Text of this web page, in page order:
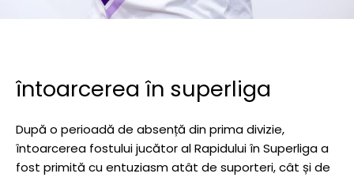
întoarcerea în superliga
După o perioadă de absență din prima divizie,
întoarcerea fostului jucător al Rapidului în Superliga a
fost primită cu entuziasm atât de suporteri, cât și de